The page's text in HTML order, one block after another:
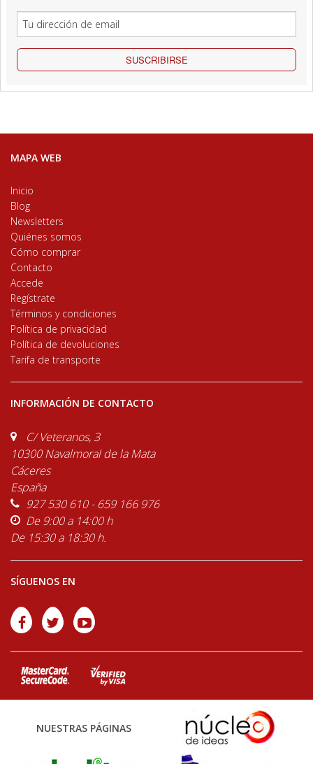
SUSCRIBIRSE
MAPA WEB
Inicio
Blog
Newsletters
Quiénes somos
Cómo comprar
Contacto
Accede
Regístrate
Términos y condiciones
Política de privacidad
Política de devoluciones
Tarifa de transporte
INFORMACIÓN DE CONTACTO
C/ Veteranos, 3
10300 Navalmoral de la Mata
Cáceres
España
927 530 610 - 659 166 976
De 9:00 a 14:00 h
De 15:30 a 18:30 h.
SÍGUENOS EN
NUESTRAS PÁGINAS